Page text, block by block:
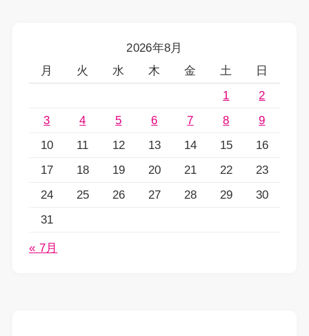
2026年8月
月
火 水 木 金 土
日
1
2
3
4 5 6 7 8
9
10
11 12 13 14 15
16
17
18 19 20 21 22
23
24
25 26 27 28 29
30
31
« 7月